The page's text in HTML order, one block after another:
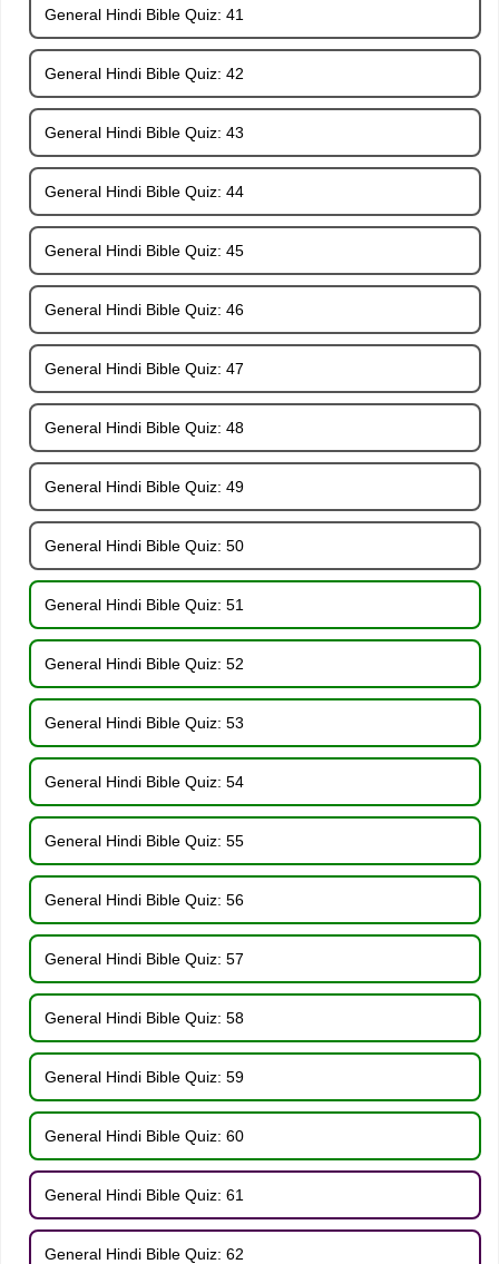
General Hindi Bible Quiz: 41
General Hindi Bible Quiz: 42
General Hindi Bible Quiz: 43
General Hindi Bible Quiz: 44
General Hindi Bible Quiz: 45
General Hindi Bible Quiz: 46
General Hindi Bible Quiz: 47
General Hindi Bible Quiz: 48
General Hindi Bible Quiz: 49
General Hindi Bible Quiz: 50
General Hindi Bible Quiz: 51
General Hindi Bible Quiz: 52
General Hindi Bible Quiz: 53
General Hindi Bible Quiz: 54
General Hindi Bible Quiz: 55
General Hindi Bible Quiz: 56
General Hindi Bible Quiz: 57
General Hindi Bible Quiz: 58
General Hindi Bible Quiz: 59
General Hindi Bible Quiz: 60
General Hindi Bible Quiz: 61
General Hindi Bible Quiz: 62